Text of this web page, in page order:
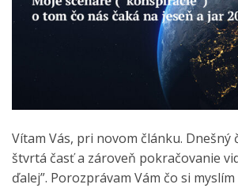
Vítam Vás, pri novom článku. Dnešný
štvrtá časť a zároveň pokračovanie
ďalej”. Porozprávam Vám čo si